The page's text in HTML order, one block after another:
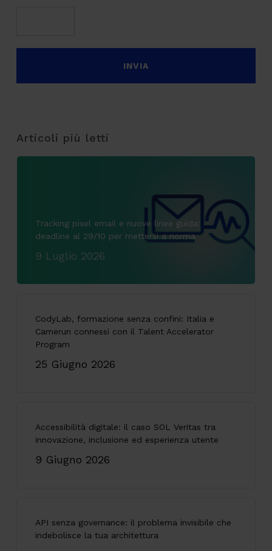
Articoli più letti
Tracking pixel email e nuove linee guida:
deadline al 29/10 per mettersi a norma
9 Luglio 2026
CodyLab, formazione senza confini: Italia e
Camerun connessi con il Talent Accelerator
Program
25 Giugno 2026
Accessibilità digitale: il caso SOL Veritas tra
innovazione, inclusione ed esperienza utente
9 Giugno 2026
API senza governance: il problema invisibile che
indebolisce la tua architettura